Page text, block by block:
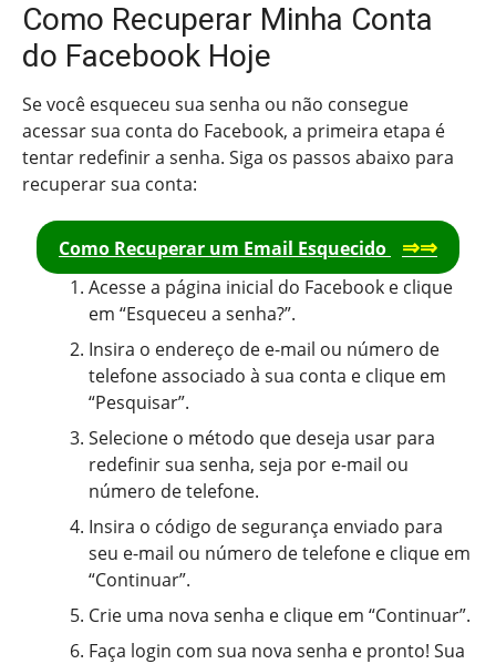
Como Recuperar Minha Conta
do Facebook Hoje
Se você esqueceu sua senha ou não consegue
acessar sua conta do Facebook, a primeira etapa é
tentar redefinir a senha. Siga os passos abaixo para
recuperar sua conta:
Como Recuperar um Email Esquecido ⇒⇒
Acesse a página inicial do Facebook e clique
em “Esqueceu a senha?”.
Insira o endereço de e-mail ou número de
telefone associado à sua conta e clique em
“Pesquisar”.
Selecione o método que deseja usar para
redefinir sua senha, seja por e-mail ou
número de telefone.
Insira o código de segurança enviado para
seu e-mail ou número de telefone e clique em
“Continuar”.
Crie uma nova senha e clique em “Continuar”.
Faça login com sua nova senha e pronto! Sua